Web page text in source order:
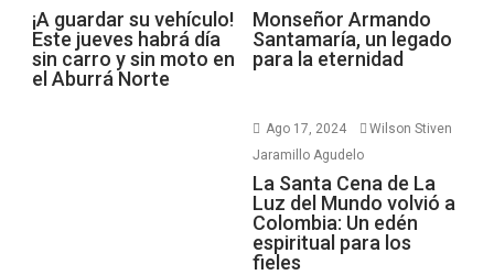
¡A guardar su vehículo!
Este jueves habrá día
sin carro y sin moto en
el Aburrá Norte
Monseñor Armando
Santamaría, un legado
para la eternidad
Ago 17, 2024
Wilson Stiven
Jaramillo Agudelo
La Santa Cena de La
Luz del Mundo volvió a
Colombia: Un edén
espiritual para los
fieles